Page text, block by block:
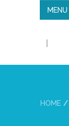
MENU
|
HOME